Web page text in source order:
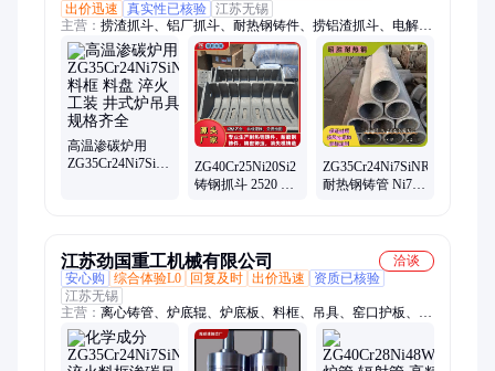
出价迅速
真实性已核验 江苏无锡
主营： 捞渣抓斗、铝厂抓斗、耐热钢铸件、捞铝渣抓斗、电解铝
厂抓渣斗、新型不粘渣抓斗
高温渗碳炉用
ZG35Cr24Ni7SiN
ZG40Cr25Ni20Si2
铸钢抓斗 2520 铝
ZG35Cr24Ni7SiNRE
耐热钢铸管 Ni7N
江苏劲国重工机械有限公司
洽谈
安心购
综合体验L0 回复及时 出价迅速
资质已核验
江苏无锡
主营： 离心铸管、炉底辊、炉底板、料框、吊具、窑口护板、风
帽、耐热垫铁、圆棒、料架、料盘、高温滑块、镍基合金、管
材、钢板